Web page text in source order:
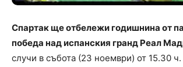
Спартак ще отбележи годишнина от
победа над испанския гранд Реал
случи в събота (23 ноември) от 15.30 ч.